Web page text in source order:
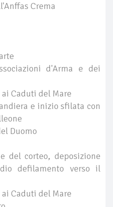
Crema
d'Arma e dei
Caduti del Mare
e inizio sfilata con
Duomo
del corteo, deposizione
defilamento verso il
Caduti del Mare